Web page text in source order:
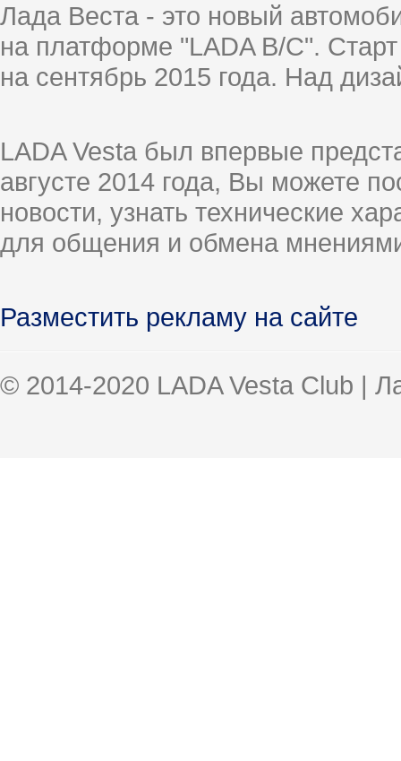
Лада Веста - это новый
на платформе "LADA B/C".
на сентябрь 2015 года. Над
LADA Vesta был впервые
августе 2014 года, Вы можете
новости, узнать технические
для общения и обмена
Разместить рекламу на сайте
© 2014-2020 LADA Vesta Club |